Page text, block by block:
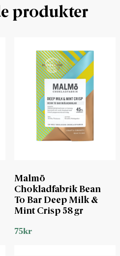
produkter
Malmö
Chokladfabrik Bean
To Bar Deep Milk &
Mint Crisp 58 gr
75kr